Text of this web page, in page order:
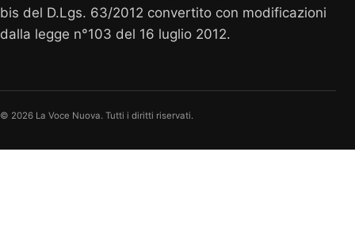
bis del D.Lgs. 63/2012 convertito con modificazioni
dalla legge n°103 del 16 luglio 2012.
© 2026 La Voce Nuova. Tutti i diritti riservati.